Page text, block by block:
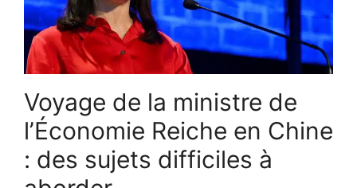
Voyage de la ministre de
l’Économie Reiche en Chine
: des sujets difficiles à